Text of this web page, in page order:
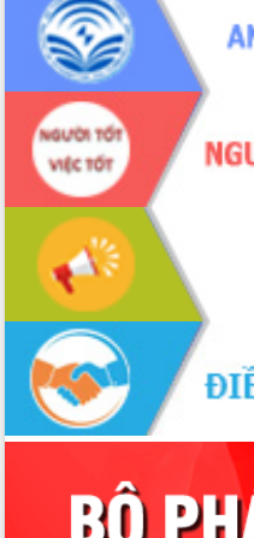
Xây dựng nền hành chính số đồng
hành cùng nông dân dân, doanh nghiệp
Giai đoạn 2026-2030, Đắk Lắk phấn
đấu có 77% xã đạt chuẩn nông thôn
mới
Chuyển đổi số 'mở đường' cho nông
nghiệp Đắk Lắk tăng trưởng bứt phá
Triển khai đồng bộ đo đạc, lập hồ sơ
địa chính, hoàn thiện cơ sở dữ liệu đất
Ứng dụng sinh trắc học - Bước tiến
trong hành trình chuyển đổi số tại Đắk
Lắk
Đắk Lắk nâng cao hiệu quả công tác
Đảng từ Sổ tay đảng viên điện tử
Đắk Lắk đẩy mạnh nuôi biển công
nghệ, hướng tới phát triển thủy sản
Tập huấn nâng cao năng lực triển khai
chuyển đổi số cho cán bộ, công chức